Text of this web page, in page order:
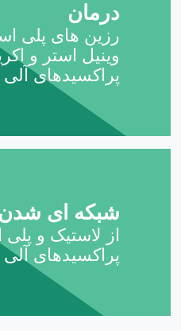
درمان
رزین های پلی
وینیل استر و
پراکسیدهای آلی
شبکه ای شدن
از لاستیک و پلی
پراکسیدهای آلی